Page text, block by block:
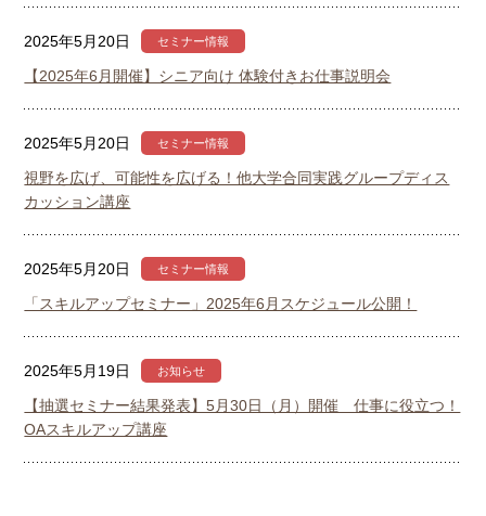
2025年5月20日 セミナー情報
【2025年6月開催】シニア向け 体験付きお仕事説明会
2025年5月20日 セミナー情報
視野を広げ、可能性を広げる！他大学合同実践グループディス
カッション講座
2025年5月20日 セミナー情報
「スキルアップセミナー」2025年6月スケジュール公開！
2025年5月19日 お知らせ
【抽選セミナー結果発表】5月30日（月）開催 仕事に役立つ！
OAスキルアップ講座